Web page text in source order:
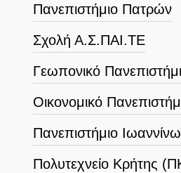
Πανεπιστήμιο Πατρών
Σχολή Α.Σ.ΠΑΙ.ΤΕ
Γεωπονικό
Οικονομικό
Πανεπιστήμιο
Πολυτεχνείο Κρήτης